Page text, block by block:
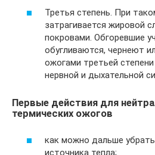
Третья степень. При
затрагивается жировой
покровами. Обгоревшие
обугливаются, чернеют
ожогами третьей
нервной и дыхательной
Первые действия для
термических ожогов
как можно дальше
источника тепла;